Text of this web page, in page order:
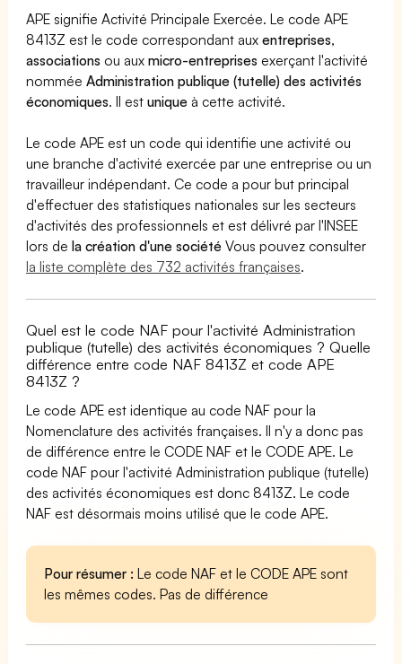
APE signifie Activité Principale Exercée. Le code APE
8413Z est le code correspondant auxentreprises,
associations ou auxmicro-entreprises exerçant l'activité
nomméeAdministration publique (tutelle) des activités
économiques. Il estunique à cette activité.
Le code APE est un code qui identifie une activité ou
une branche d'activité exercée par une entreprise ou un
travailleur indépendant. Ce code a pour but principal
d'effectuer des statistiques nationales sur les secteurs
d'activités des professionnels et est délivré par l'INSEE
lors dela création d'une société Vous pouvez consulter
la liste complète des 732 activités françaises.
Quel est le code NAF pour l'activité Administration
publique (tutelle) des activités économiques ? Quelle
différence entre code NAF 8413Z et code APE
8413Z ?
Le code APE est identique au code NAF pour la
Nomenclature des activités françaises. Il n'y a donc pas
de différence entre le CODE NAF et le CODE APE. Le
code NAF pour l'activité Administration publique (tutelle)
des activités économiques est donc 8413Z. Le code
NAF est désormais moins utilisé que le code APE.
Pour résumer : Le code NAF et le CODE APE sont
les mêmes codes. Pas de différence